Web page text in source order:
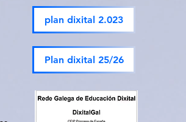
plan dixital 2.023
Plan dixital 25/26